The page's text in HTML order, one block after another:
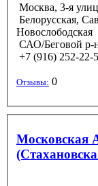
Москва, 3-я
Белорусская,
Новослободская
САО/Беговой р-
+7 (916) 252-22-
Отзывы: 0
Московская